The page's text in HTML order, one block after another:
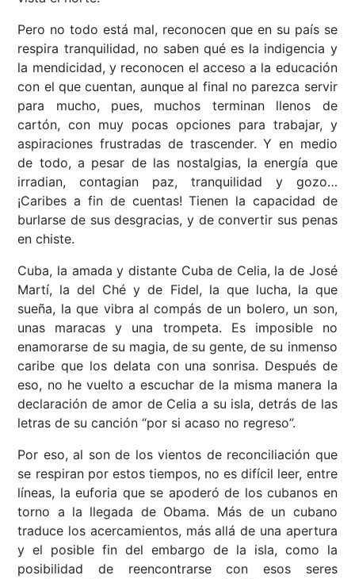
Pero no todo está mal, reconocen que en su país se
respira tranquilidad, no saben qué es la indigencia y
la mendicidad, y reconocen el acceso a la educación
con el que cuentan, aunque al final no parezca servir
para mucho, pues, muchos terminan llenos de
cartón, con muy pocas opciones para trabajar, y
aspiraciones frustradas de trascender. Y en medio
de todo, a pesar de las nostalgias, la energía que
irradian, contagian paz, tranquilidad y gozo…
¡Caribes a fin de cuentas! Tienen la capacidad de
burlarse de sus desgracias, y de convertir sus penas
en chiste.
Cuba, la amada y distante Cuba de Celia, la de José
Martí, la del Ché y de Fidel, la que lucha, la que
sueña, la que vibra al compás de un bolero, un son,
unas maracas y una trompeta. Es imposible no
enamorarse de su magia, de su gente, de su inmenso
caribe que los delata con una sonrisa. Después de
eso, no he vuelto a escuchar de la misma manera la
declaración de amor de Celia a su isla, detrás de las
letras de su canción “por si acaso no regreso”.
Por eso, al son de los vientos de reconciliación que
se respiran por estos tiempos, no es difícil leer, entre
líneas, la euforia que se apoderó de los cubanos en
torno a la llegada de Obama. Más de un cubano
traduce los acercamientos, más allá de una apertura
y el posible fin del embargo de la isla, como la
posibilidad de reencontrarse con esos seres